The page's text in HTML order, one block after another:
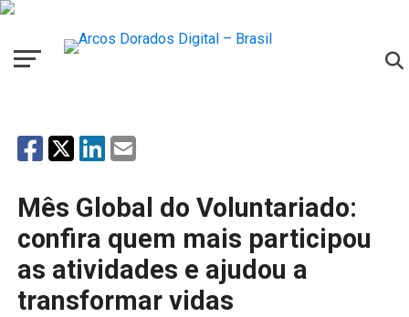
Mês Global do Voluntariado:
confira quem mais participou
as atividades e ajudou a
transformar vidas